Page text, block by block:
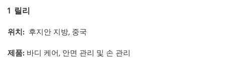
1 릴리
위치: 후지안 지방, 중국
제품: 바디 케어, 안면 관리 및 손 관리